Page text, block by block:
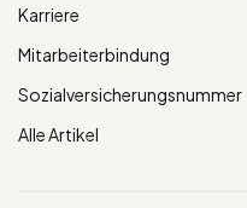
Karriere
Mitarbeiterbindung
Sozialversicherungsnummer
Alle Artikel